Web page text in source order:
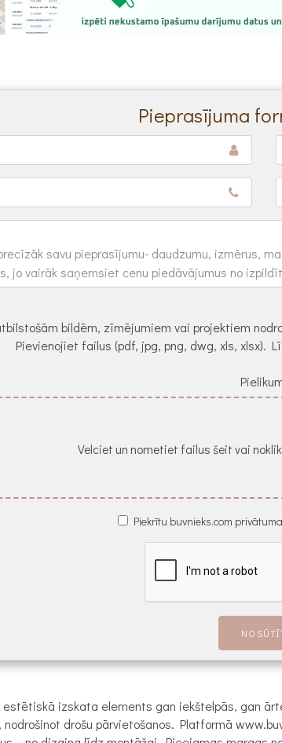
Pieprasījuma
bildēm, zīmējumiem vai projektiem
Pievienojiet failus (pdf, jpg, png, dwg, xls, xlsx).
Velciet un nometiet failus šeit vai
Piekrītu buvnieks.com
izskata elements gan iekštelpās, gan
drošu pārvietošanos. Platformā